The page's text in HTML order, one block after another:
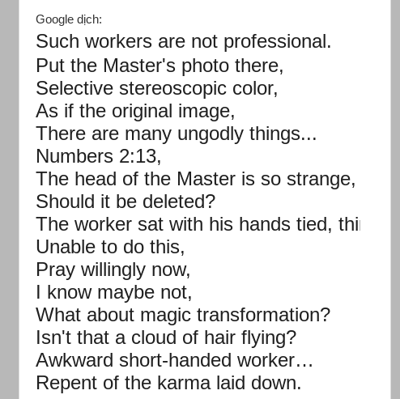
Google dịch:
Such workers are not professional.
Put the Master's photo there,
Selective stereoscopic color,
As if the original image,
There are many ungodly things...
Numbers 2:13,
The head of the Master is so strange,
Should it be deleted?
The worker sat with his hands tied, thinking,
Unable to do this,
Pray willingly now,
I know maybe not,
What about magic transformation?
Isn't that a cloud of hair flying?
Awkward short-handed worker…
Repent of the karma laid down.